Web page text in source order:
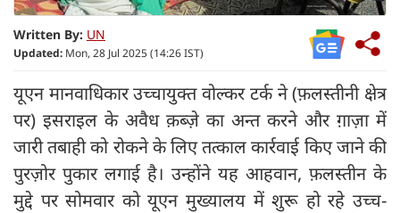
Written By: UN
Updated: Mon, 28 Jul 2025 (14:26 IST)
यूएन मानवाधिकार उच्चायुक्त वोल्कर टर्क ने (फ़लस्तीनी क्षेत्र
पर) इसराइल के अवैध क़ब्ज़े का अन्त करने और ग़ाज़ा में
जारी तबाही को रोकने के लिए तत्काल कार्रवाई किए जाने की
पुरज़ोर पुकार लगाई है। उन्होंने यह आहवान, फ़लस्तीन के
मुद्दे पर सोमवार को यूएन मुख्यालय में शुरू हो रहे उच्च-